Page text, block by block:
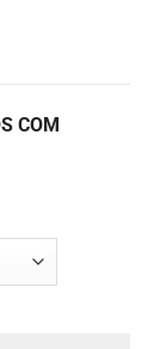
COM